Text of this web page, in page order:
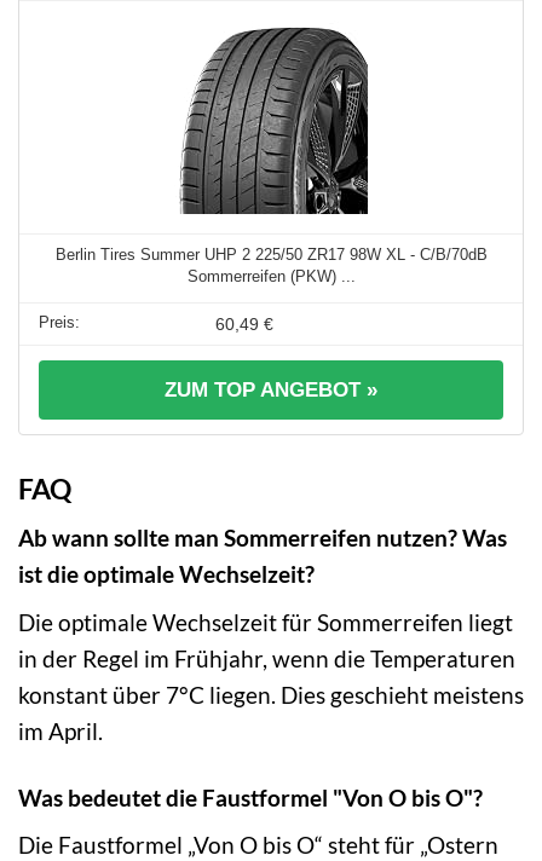
Berlin Tires Summer UHP 2 225/50 ZR17 98W XL - C/B/70dB
Sommerreifen (PKW) ...
60,49 €
ZUM TOP ANGEBOT »
FAQ
Ab wann sollte man Sommerreifen nutzen? Was
ist die optimale Wechselzeit?
Die optimale Wechselzeit für Sommerreifen liegt
in der Regel im Frühjahr, wenn die Temperaturen
konstant über 7°C liegen. Dies geschieht meistens
im April.
Was bedeutet die Faustformel "Von O bis O"?
Die Faustformel „Von O bis O“ steht für „Ostern